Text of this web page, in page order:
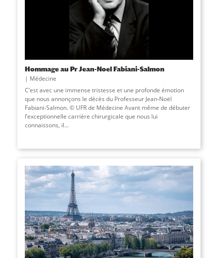
Hommage au Pr Jean-Noel Fabiani-Salmon
Médecine
C’est avec une immense tristesse et une profonde émotion
que nous annonçons le décès du Professeur Jean-Noël
Fabiani-Salmon. © UFR de Médecine Avant même de débuter
l’exceptionnelle carrière chirurgicale que nous lui
connaissons, il...